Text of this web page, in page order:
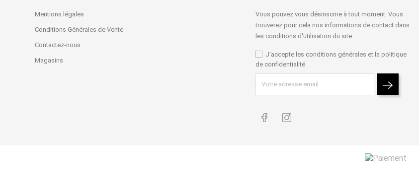
Mentions légales
Conditions Générales de Vente
Contactez-nous
Magasins
Vous pouvez vous désinscrire à tout moment. Vous
trouverez pour cela nos informations de contact dans
les conditions d'utilisation du site.
J'accepte les conditions générales et la politique
de confidentialité